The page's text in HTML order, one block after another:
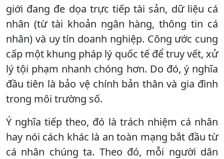
giới đang đe dọa trực tiếp tài sản, dữ liệu cá
nhân (từ tài khoản ngân hàng, thông tin cá
nhân) và uy tín doanh nghiệp. Công ước cung
cấp một khung pháp lý quốc tế để truy vết, xử
lý tội phạm nhanh chóng hơn. Do đó, ý nghĩa
đầu tiên là bảo vệ chính bản thân và gia đình
trong môi trường số.
Ý nghĩa tiếp theo, đó là trách nhiệm cá nhân
hay nói cách khác là an toàn mạng bắt đầu từ
cá nhân chúng ta. Theo đó, mỗi người dân